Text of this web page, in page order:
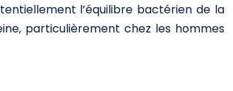
l’équilibre bactérien de la
particulièrement chez les hommes